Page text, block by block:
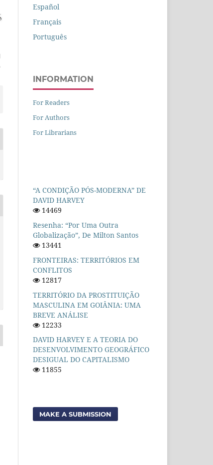
Español
Français
Português
INFORMATION
For Readers
For Authors
For Librarians
“A CONDIÇÃO PÓS-MODERNA” DE
DAVID HARVEY
14469
Resenha: “Por Uma Outra
Globalização”, De Milton Santos
13441
FRONTEIRAS: TERRITÓRIOS EM
CONFLITOS
12817
TERRITÓRIO DA PROSTITUIÇÃO
MASCULINA EM GOIÂNIA: UMA
BREVE ANÁLISE
12233
DAVID HARVEY E A TEORIA DO
DESENVOLVIMENTO GEOGRÁFICO
DESIGUAL DO CAPITALISMO
11855
MAKE A SUBMISSION